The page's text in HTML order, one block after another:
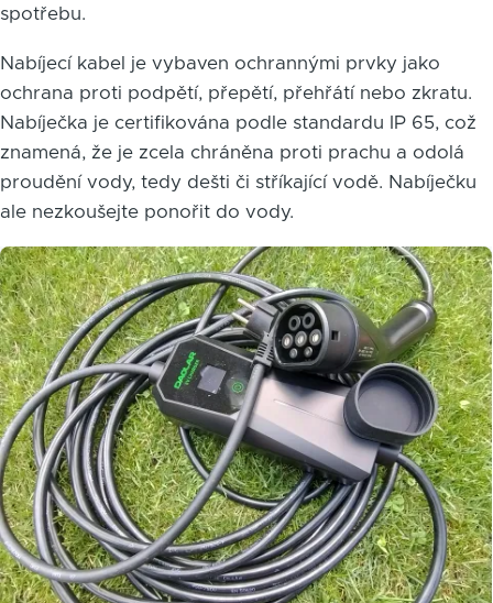
spotřebu.
Nabíjecí kabel je vybaven ochrannými prvky jako
ochrana proti podpětí, přepětí, přehřátí nebo zkratu.
Nabíječka je certifikována podle standardu IP 65, což
znamená, že je zcela chráněna proti prachu a odolá
proudění vody, tedy dešti či stříkající vodě. Nabíječku
ale nezkoušejte ponořit do vody.
Obrázek